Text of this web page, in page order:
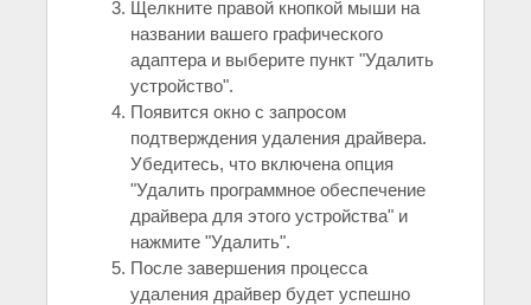
Щелкните правой кнопкой мыши на
названии вашего графического
адаптера и выберите пункт "Удалить
устройство".
Появится окно с запросом
подтверждения удаления драйвера.
Убедитесь, что включена опция
"Удалить программное обеспечение
драйвера для этого устройства" и
нажмите "Удалить".
После завершения процесса
удаления драйвер будет успешно